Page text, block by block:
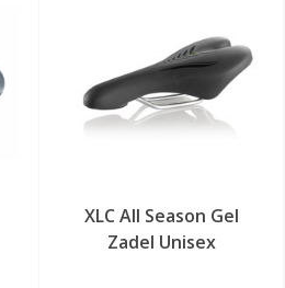
XLC All Season Gel
Zadel Unisex